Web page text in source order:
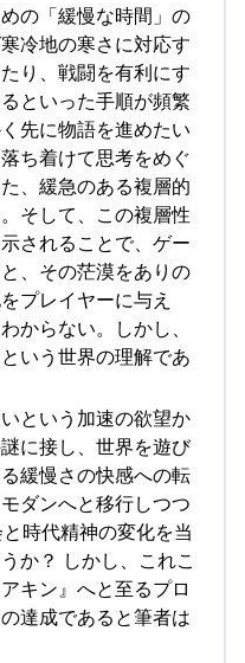
の「緩慢な時間」の
冷地の寒さに対応す
り、戦闘を有利にす
といった手順が頻繁
先に物語を進めたい
ち着けて思考をめぐ
、緩急のある複層的
そして、この複層性
されることで、ゲー
、その茫漠をありの
プレイヤーに与え
からない。しかし、
いう世界の理解であ
という加速の欲望か
に接し、世界を遊び
緩慢さの快感への転
ダンへと移行しつつ
時代精神の変化を当
か？ しかし、これこ
キン』へと至るプロ
達成であると筆者は